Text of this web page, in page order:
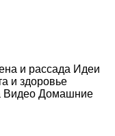
и рассада Идеи
и здоровье
Видео Домашние